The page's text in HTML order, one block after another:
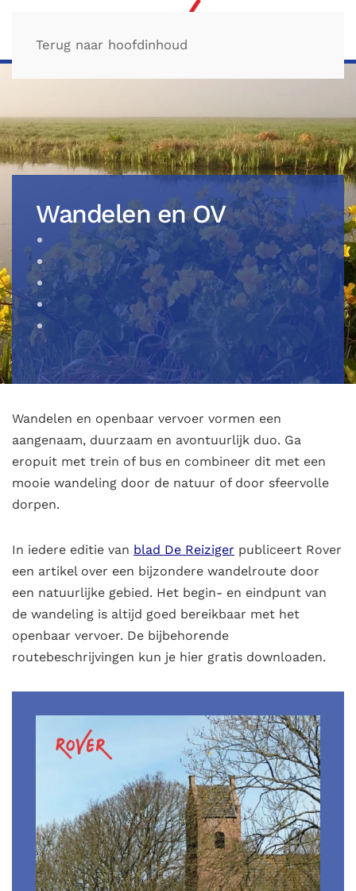
Terug naar hoofdinhoud
Wandelen en OV
Wandelen en openbaar vervoer vormen een
aangenaam, duurzaam en avontuurlijk duo. Ga
eropuit met trein of bus en combineer dit met een
mooie wandeling door de natuur of door sfeervolle
dorpen.
In iedere editie van blad De Reiziger publiceert Rover
een artikel over een bijzondere wandelroute door
een natuurlijke gebied. Het begin- en eindpunt van
de wandeling is altijd goed bereikbaar met het
openbaar vervoer. De bijbehorende
routebeschrijvingen kun je hier gratis downloaden.